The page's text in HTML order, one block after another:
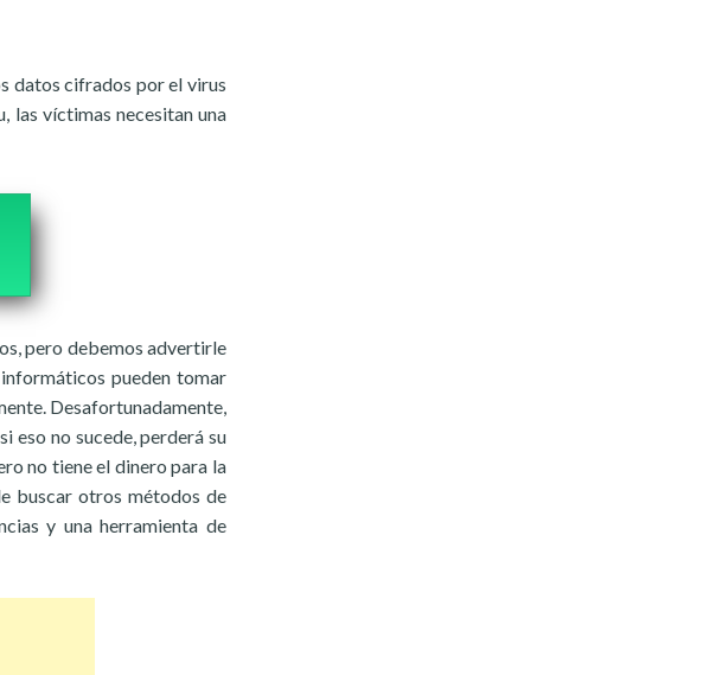
datos cifrados por el virus
las víctimas necesitan una
pero debemos advertirle
pueden tomar
Desafortunadamente,
eso no sucede, perderá su
no tiene el dinero para la
buscar otros métodos de
y una herramienta de